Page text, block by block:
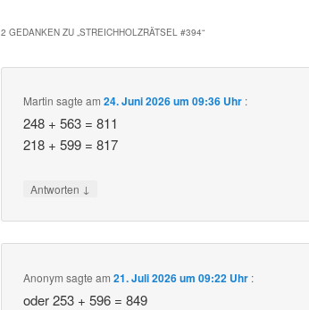
2 GEDANKEN ZU „STREICHHOLZRÄTSEL #394“
Martin sagte am24. Juni 2026 um 09:36 Uhr :
248 + 563 = 811
218 + 599 = 817
Antworten ↓
Anonym sagte am21. Juli 2026 um 09:22 Uhr :
oder 253 + 596 = 849